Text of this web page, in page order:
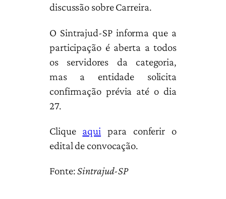
discussão sobre Carreira.
O Sintrajud-SP informa que a
participação é aberta a todos
os servidores da categoria,
mas a entidade solicita
confirmação prévia até o dia
27.
Clique aqui para conferir o
edital de convocação.
Fonte:Sintrajud-SP